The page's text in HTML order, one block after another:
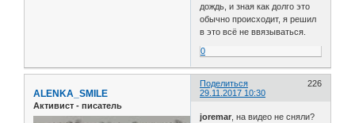
дождь, и зная как долго это
обычно происходит, я решил
в это всё не ввязываться.
0
Поделиться
226
29.11.2017 10:30
ALENKA_SMILE
Активист - писатель
joremar , на видео не сняли?